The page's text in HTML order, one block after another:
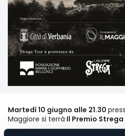
Martedì 10 giugno alle 21.30
Maggiore si terrà Il Premio Strega